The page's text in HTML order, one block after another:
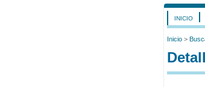
INICIO
Inicio >